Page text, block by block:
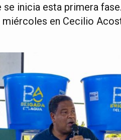
inicia esta primera
en Cecilio